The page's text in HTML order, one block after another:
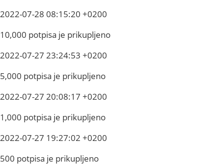
2022-07-28 08:15:20 +0200
10,000 potpisa je prikupljeno
2022-07-27 23:24:53 +0200
5,000 potpisa je prikupljeno
2022-07-27 20:08:17 +0200
1,000 potpisa je prikupljeno
2022-07-27 19:27:02 +0200
500 potpisa je prikupljeno